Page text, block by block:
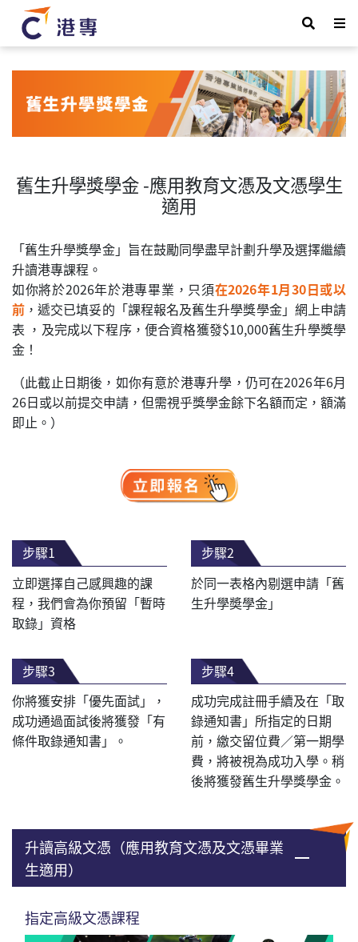
舊生升學獎學金 -應用教育文憑及文憑學生
適用
「舊生升學獎學金」旨在鼓勵同學盡早計劃升學及選擇繼續
升讀港專課程。
如你將於2026年於港專畢業，只須在2026年1月30日或以
前 ，遞交已填妥的「課程報名及舊生升學獎學金」網上申請
表 ，及完成以下程序，便合資格獲發$10,000舊生升學獎學
金！
（此截止日期後，如你有意於港專升學，仍可在2026年6月
26日或以前提交申請，但需視乎獎學金餘下名額而定，額滿
即止。）
步驟1
立即選擇自己感興趣的課
程，我們會為你預留「暫時
取錄」資格
步驟2
於同一表格內剔選申請「舊
生升學奬學金」
步驟3
你將獲安排「優先面試」，
成功通過面試後將獲發「有
條件取錄通知書」。
步驟4
成功完成註冊手續及在「取
錄通知書」所指定的日期
前，繳交留位費／第一期學
費，將被視為成功入學。稍
後將獲發舊生升學獎學金。
升讀高級文憑（應用教育文憑及文憑畢業
生適用）
指定高級文憑課程